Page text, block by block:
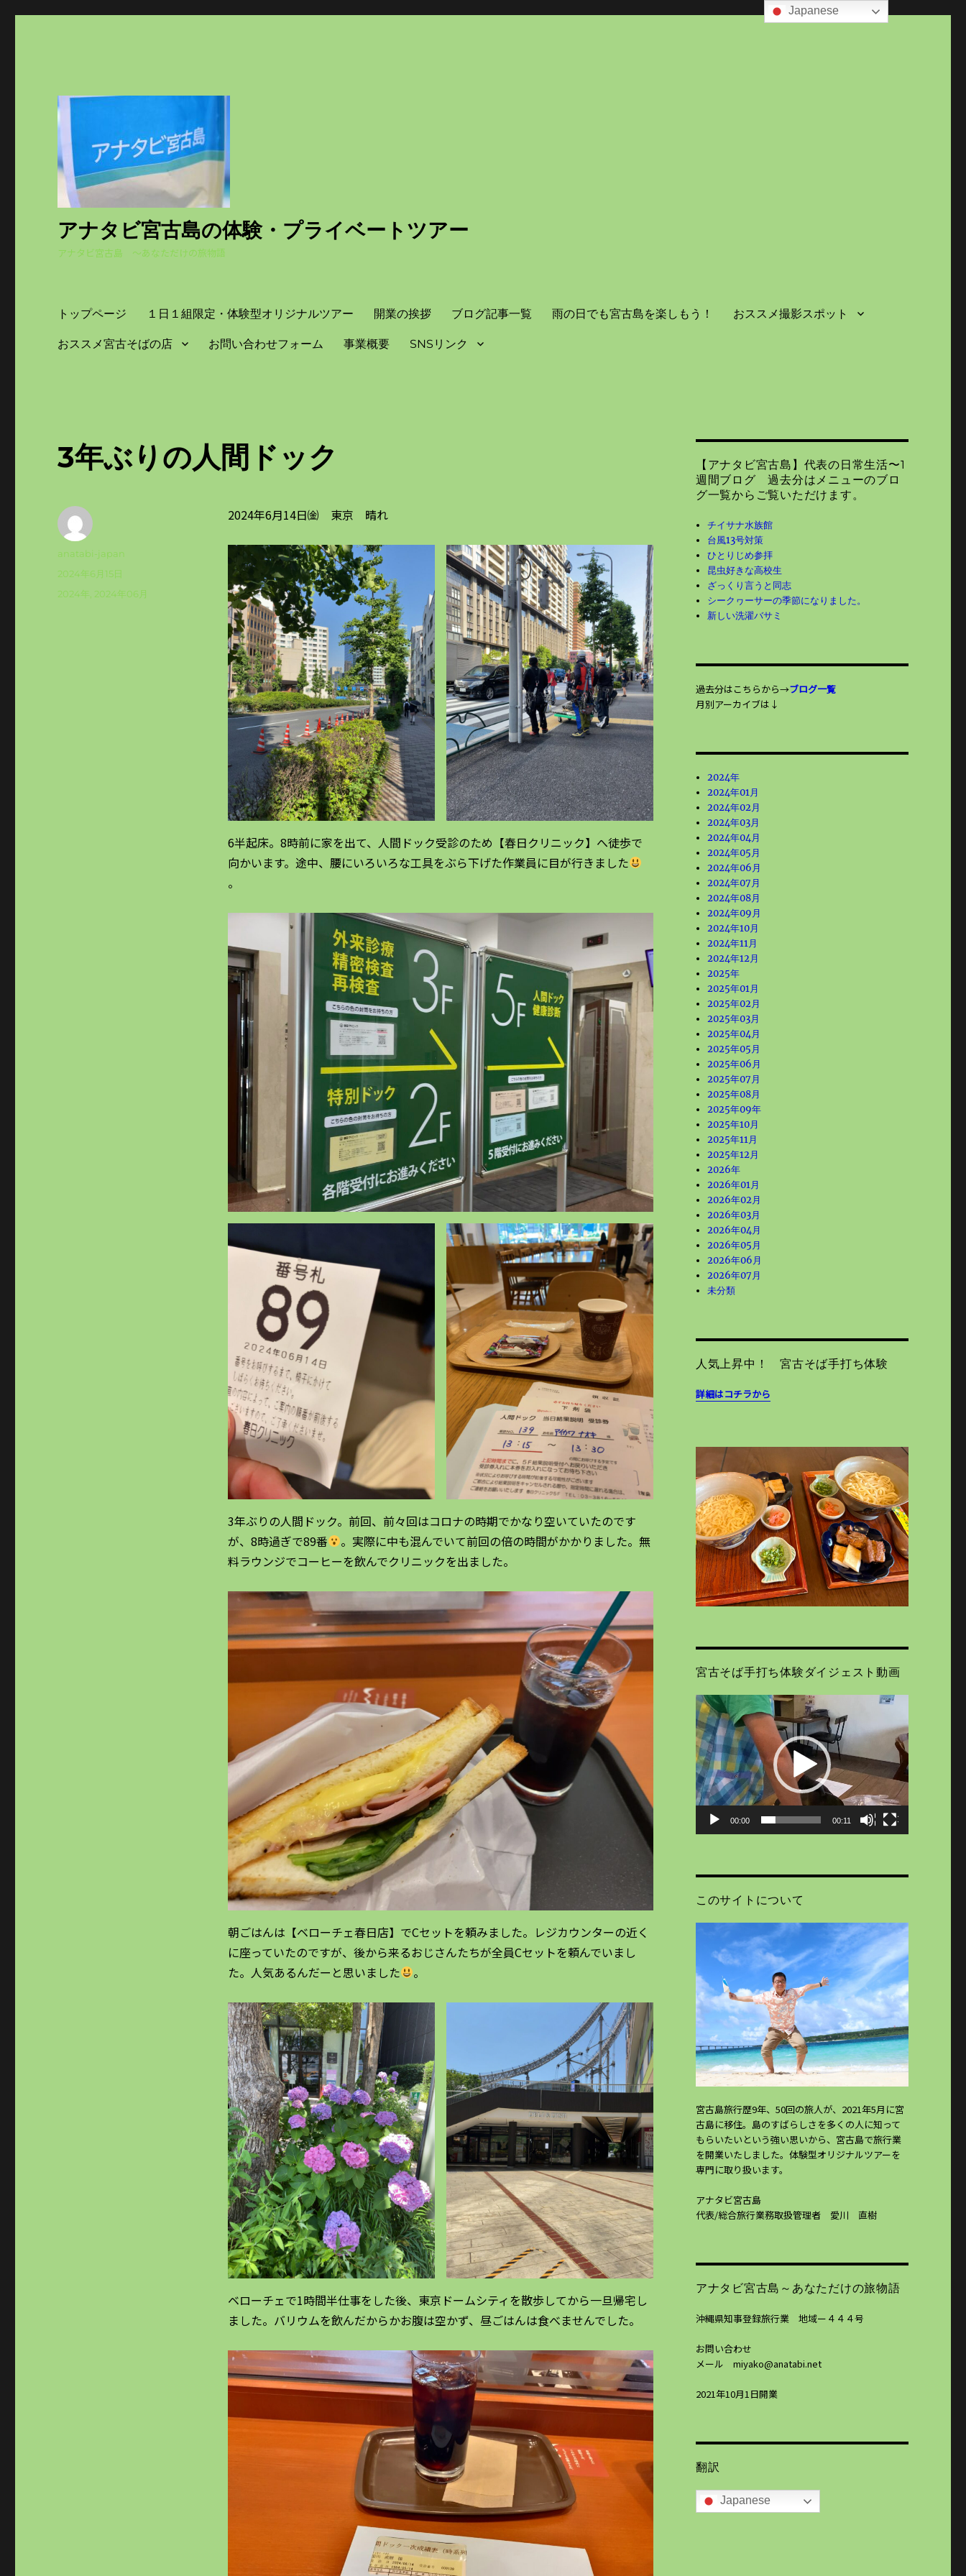
アナタビ宮古島の体験・プライベートツアー
アナタビ宮古島 ～あなただけの旅物語
トップページ １日１組限定・体験型オリジナルツアー 開業の挨拶 ブログ記事一覧 雨の日でも宮古島を楽しもう！ おススメ撮影スポット
おススメ宮古そばの店 お問い合わせフォーム 事業概要 SNSリンク
3年ぶりの人間ドック
2024年6月14日㈮ 東京 晴れ
6半起床。8時前に家を出て、人間ドック受診のため【春日クリニック】へ徒歩で
向かいます。途中、腰にいろいろな工具をぶら下げた作業員に目が行きました
。
3年ぶりの人間ドック。前回、前々回はコロナの時期でかなり空いていたのです
が、8時過ぎで89番
。実際に中も混んでいて前回の倍の時間がかかりました。無
料ラウンジでコーヒーを飲んでクリニックを出ました。
朝ごはんは【ベローチェ春日店】でCセットを頼みました。レジカウンターの近く
に座っていたのですが、後から来るおじさんたちが全員Cセットを頼んでいまし
た。人気あるんだーと思いました
。
ベローチェで1時間半仕事をした後、東京ドームシティを散歩してから一旦帰宅し
ました。バリウムを飲んだからかお腹は空かず、昼ごはんは食べませんでした。
投
anatabi-japan
投
2024年6月15日
カ
2024年 2024年06月
【アナタビ宮古島】代表の日常生活〜1
週間ブログ 過去分はメニューのブロ
グ一覧からご覧いただけます。
チイサナ水族館
台風13号対策
ひとりじめ参拝
昆虫好きな高校生
ざっくり言うと同志
シークヮーサーの季節になりました。
新しい洗濯バサミ
過去分はこちらから→ブログ一覧
月別アーカイブは↓
2024年
2024年01月
2024年02月
2024年03月
2024年04月
2024年05月
2024年06月
2024年07月
2024年08月
2024年09月
2024年10月
2024年11月
2024年12月
2025年
2025年01月
2025年02月
2025年03月
2025年04月
2025年05月
2025年06月
2025年07月
2025年08月
2025年09年
2025年10月
2025年11月
2025年12月
2026年
2026年01月
2026年02月
2026年03月
2026年04月
2026年05月
2026年06月
2026年07月
未分類
人気上昇中！ 宮古そば手打ち体験
詳細はコチラから
宮古そば手打ち体験ダイジェスト動画
動
画
プ
レ
ー
ヤ
ー
00:00 00:11
このサイトについて
宮古島旅行歴9年、50回の旅人が、2021年5月に宮
古島に移住。島のすばらしさを多くの人に知って
もらいたいという強い思いから、宮古島で旅行業
を開業いたしました。体験型オリジナルツアーを
専門に取り扱います。
アナタビ宮古島
代表/総合旅行業務取扱管理者 愛川 直樹
アナタビ宮古島～あなただけの旅物語
沖縄県知事登録旅行業 地域ー４４４号
お問い合わせ
メール miyako@anatabi.net
2021年10月1日開業
翻訳
Japanese
Japanese